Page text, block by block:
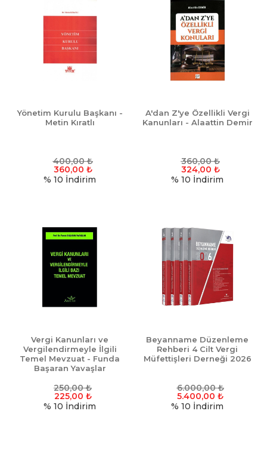
Yönetim Kurulu Başkanı -
Metin Kıratlı
400,00₺
360,00 ₺
% 10 İndirim
A'dan Z'ye Özellikli Vergi
Kanunları - Alaattin Demir
360,00₺
324,00 ₺
% 10 İndirim
Vergi Kanunları ve
Vergilendirmeyle İlgili
Temel Mevzuat - Funda
Başaran Yavaşlar
250,00₺
225,00 ₺
% 10 İndirim
Beyanname Düzenleme
Rehberi 4 Cilt Vergi
Müfettişleri Derneği 2026
6.000,00₺
5.400,00 ₺
% 10 İndirim